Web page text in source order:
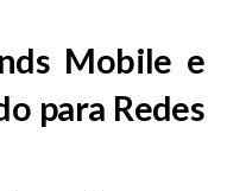
Mobile e
para Redes